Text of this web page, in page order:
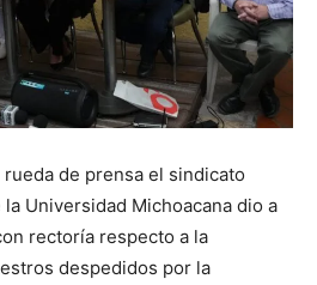
de prensa el sindicato
Universidad Michoacana dio a
rectoría respecto a la
despedidos por la